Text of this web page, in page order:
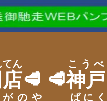
てん
🥩 🥩神戸
こうべ
のや ばにく